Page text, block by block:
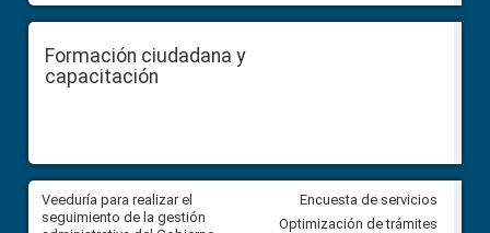
Formación ciudadana y
capacitación
Veeduría para realizar el
seguimiento de la gestión
Veeduría para vigilar los
derivados de la Audiencia
Encuesta de servicios
Optimización de trámites